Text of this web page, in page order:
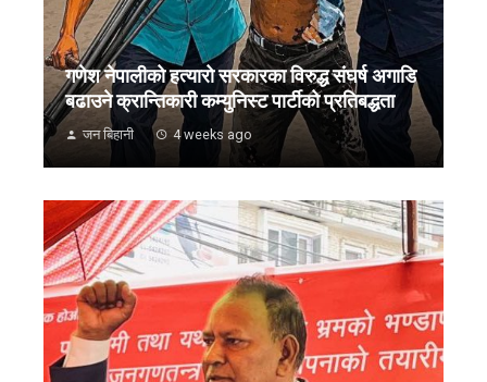
गणेश नेपालीको हत्यारो सरकारका विरुद्ध संघर्ष अगाडि
बढाउने क्रान्तिकारी कम्युनिस्ट पार्टीको प्रतिबद्धता
जन बिहानी 4 weeks ago